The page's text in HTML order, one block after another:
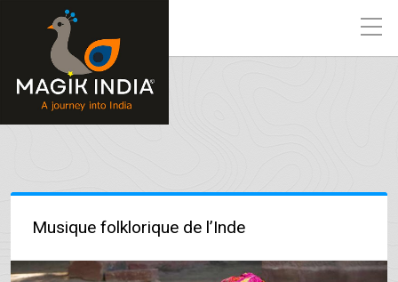
Musique folklorique de l’Inde